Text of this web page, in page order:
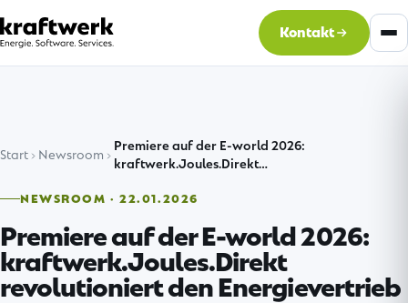
Kontakt
Start Newsroom
Premiere auf der E-world 2026:
kraftwerk.Joules.Direkt…
NEWSROOM · 22.01.2026
Premiere auf der E-world 2026:
kraftwerk.Joules.Direkt
revolutioniert den Energievertrieb